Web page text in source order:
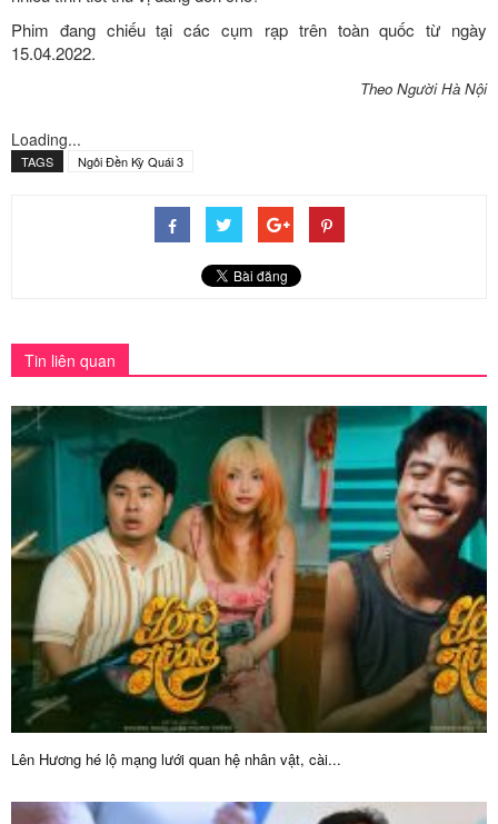
Phim đang chiếu tại các cụm rạp trên toàn quốc từ ngày
15.04.2022.
Theo Người Hà Nội
Loading...
TAGS Ngôi Đền Kỳ Quái 3
Tin liên quan
Lên Hương hé lộ mạng lưới quan hệ nhân vật, cài...